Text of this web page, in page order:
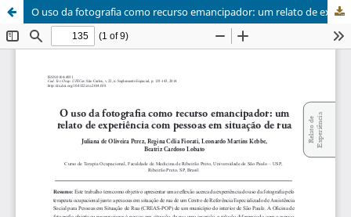
O uso da fotografia como recurso emancipador: um relato de experiência com pessoas em situação de rua / The use of photography as emancipatory action: an experience report with people in street situation